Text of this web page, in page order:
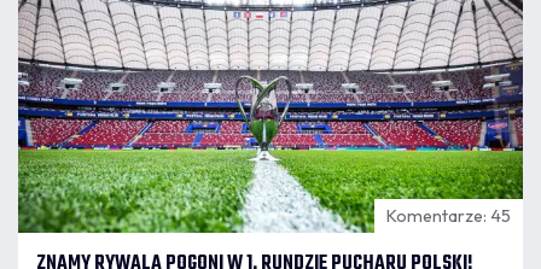
Komentarze: 45